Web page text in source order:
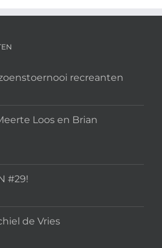
recreanten
Loos en Brian
#29!
de Vries